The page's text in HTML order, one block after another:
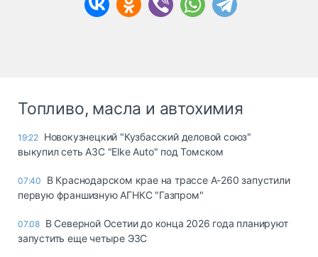
Топливо, масла и автохимия
19:22 Новокузнецкий "Кузбасский деловой союз"
выкупил сеть АЗС "Elke Auto" под Томском
07:40
В Краснодарском крае на трассе А-260 запустили
первую франшизную АГНКС "Газпром"
07.08 В Северной Осетии до конца 2026 года планируют
запустить еще четыре ЭЗС